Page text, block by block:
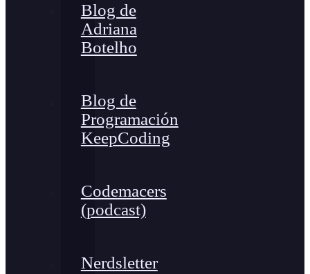
Blog de
Adriana
Botelho
Blog de
Programación
KeepCoding
Codemacers
(podcast)
Nerdsletter